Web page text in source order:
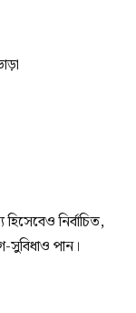
হিসেবেও নির্বাচিত,
সুবিধাও পান।